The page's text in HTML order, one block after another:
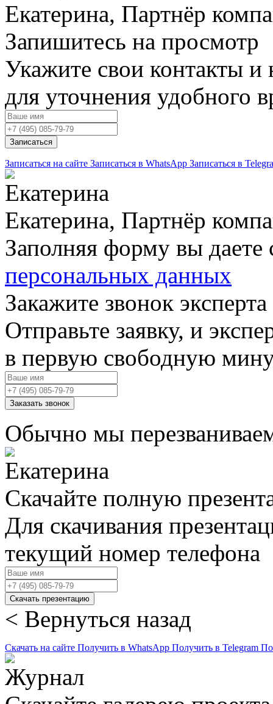
Екатерина, Партнёр
Запишитесь на просмотр
Укажите свои контакты и
для уточнения удобного
Записаться
Записаться на сайте Записаться в WhatsApp Записаться в
Екатерина, Партнёр
Заполняя форму вы даете
персональных данных
Закажите звонок эксперта
Отправьте заявку, и
в первую свободную
Заказать звонок
Обычно мы
Скачайте полную
Для скачивания
текущий номер телефона
Скачать презентацию
< Вернуться назад
Скачать на сайте Получить в WhatsApp Получить в Telegram